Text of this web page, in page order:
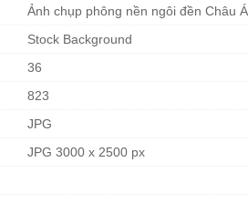
Ảnh chụp phông nền ngôi đền Châu Á
Stock Background
36
823
JPG
JPG 3000 x 2500 px